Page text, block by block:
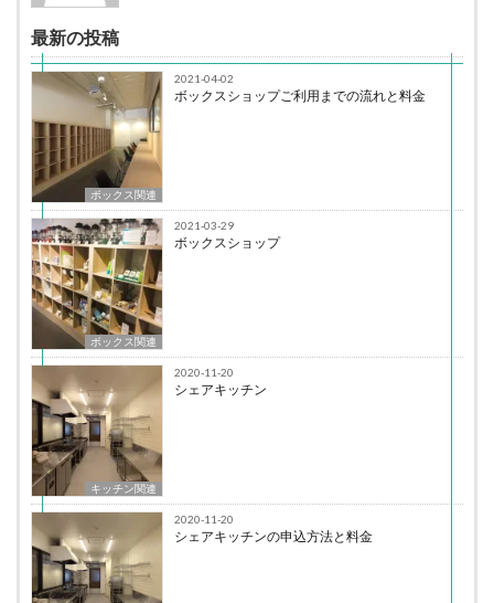
最新の投稿
ボックス関連
2021-04-02
ボックスショップご利用までの流れと料金
ボックス関連
2021-03-29
ボックスショップ
キッチン関連
2020-11-20
シェアキッチン
2020-11-20
シェアキッチンの申込方法と料金